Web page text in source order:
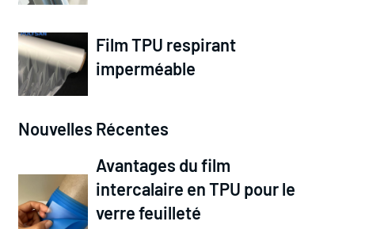
Film TPU respirant
imperméable
Nouvelles Récentes
Avantages du film
intercalaire en TPU pour le
verre feuilleté